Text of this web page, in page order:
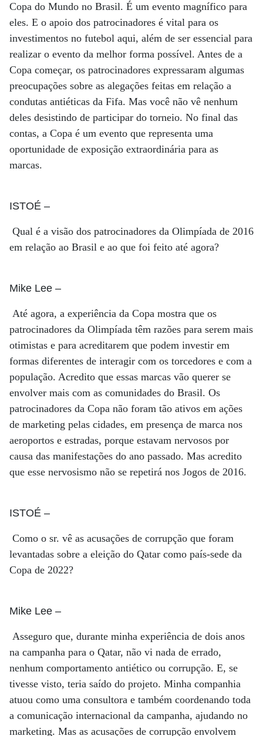
Copa do Mundo no Brasil. É um evento magnífico para
eles. E o apoio dos patrocinadores é vital para os
investimentos no futebol aqui, além de ser essencial para
realizar o evento da melhor forma possível. Antes de a
Copa começar, os patrocinadores expressaram algumas
preocupações sobre as alegações feitas em relação a
condutas antiéticas da Fifa. Mas você não vê nenhum
deles desistindo de participar do torneio. No final das
contas, a Copa é um evento que representa uma
oportunidade de exposição extraordinária para as
marcas.
ISTOÉ –
Qual é a visão dos patrocinadores da Olimpíada de 2016
em relação ao Brasil e ao que foi feito até agora?
Mike Lee –
Até agora, a experiência da Copa mostra que os
patrocinadores da Olimpíada têm razões para serem mais
otimistas e para acreditarem que podem investir em
formas diferentes de interagir com os torcedores e com a
população. Acredito que essas marcas vão querer se
envolver mais com as comunidades do Brasil. Os
patrocinadores da Copa não foram tão ativos em ações
de marketing pelas cidades, em presença de marca nos
aeroportos e estradas, porque estavam nervosos por
causa das manifestações do ano passado. Mas acredito
que esse nervosismo não se repetirá nos Jogos de 2016.
ISTOÉ –
Como o sr. vê as acusações de corrupção que foram
levantadas sobre a eleição do Qatar como país-sede da
Copa de 2022?
Mike Lee –
Asseguro que, durante minha experiência de dois anos
na campanha para o Qatar, não vi nada de errado,
nenhum comportamento antiético ou corrupção. E, se
tivesse visto, teria saído do projeto. Minha companhia
atuou como uma consultora e também coordenando toda
a comunicação internacional da campanha, ajudando no
marketing. Mas as acusações de corrupção envolvem